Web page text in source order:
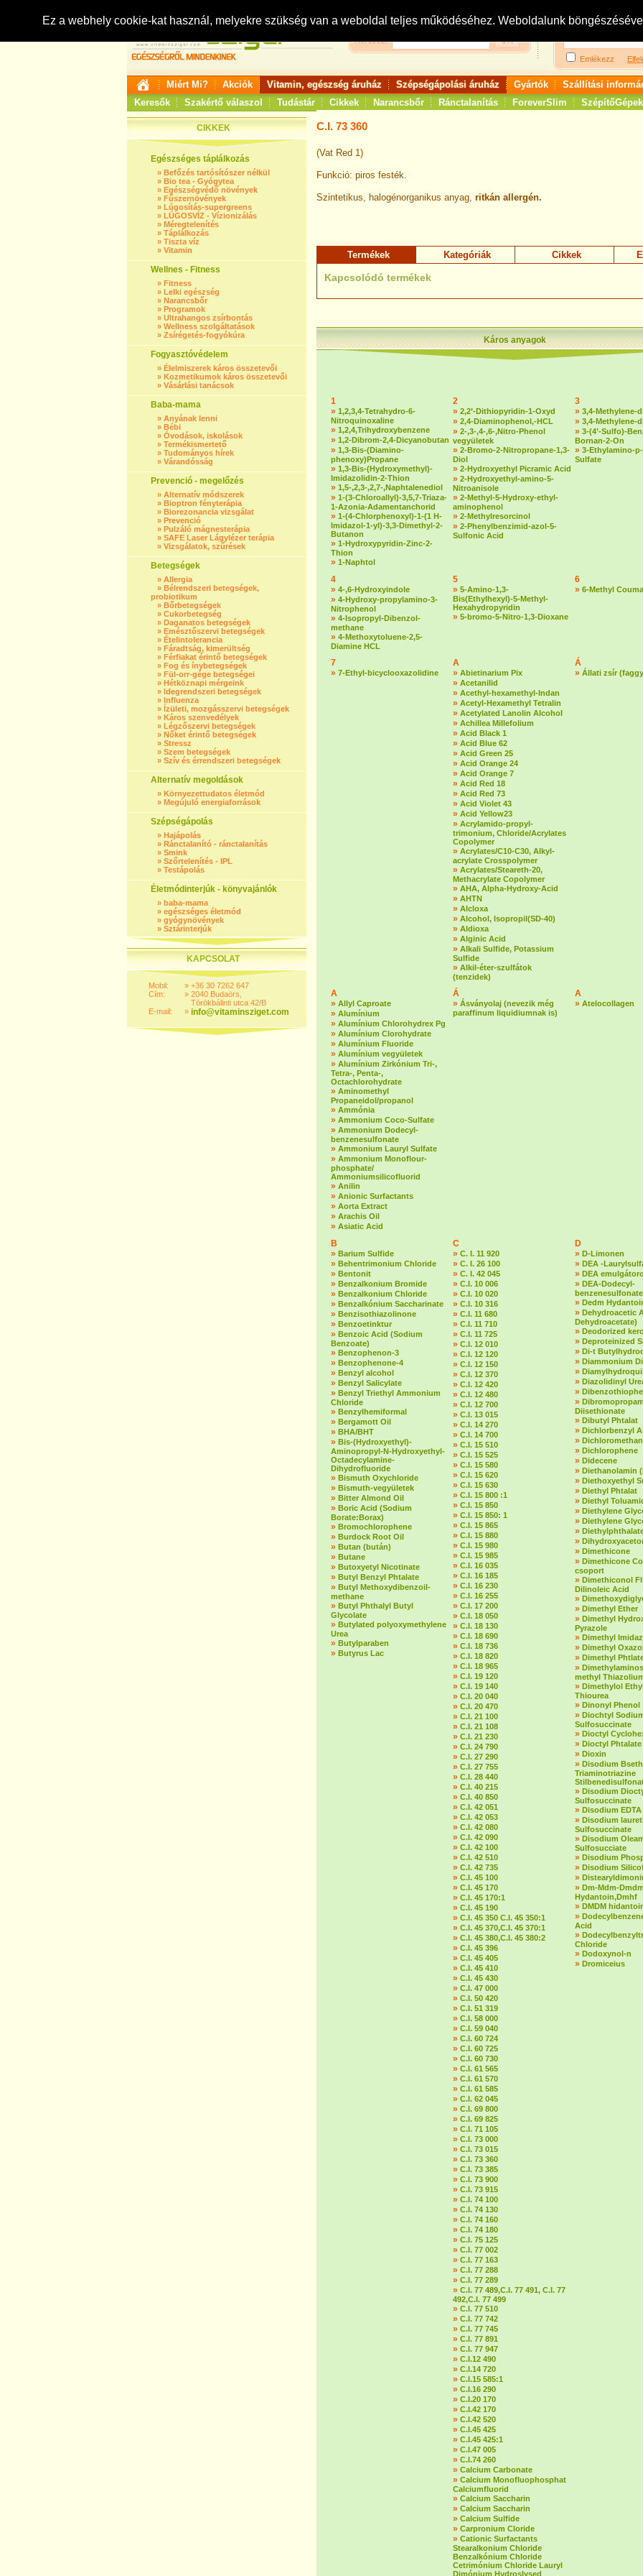
Ez a webhely cookie-kat használ, melyekre szükség van a weboldal teljes működéséhez. Weboldalunk
Keresés:
Bejelentkezés:
Emlékezz
Miért Mi? Akciók Vitamin, egészség áruház Szépségápolási áruház Gyártók
Szállítási
Keresők
Szakértő válaszol Tudástár Cikkek Narancsbőr Ránctalanítás ForeverSlim SzépítőGépek
CIKKEK
Egészséges táplálkozás
» Befőzés tartósítószer nélkül
» Bio tea - Gyógytea
» Egészségvédő növények
» Fűszernövények
» Lúgosítás-supergreens
» LÚGOSVÍZ - Vízionizálás
» Méregtelenítés
» Táplálkozás
» Tiszta víz
» Vitamin
Wellnes - Fitness
» Fitness
» Lelki egészség
» Narancsbőr
» Programok
» Ultrahangos zsírbontás
» Wellness szolgáltatások
» Zsírégetés-fogyókúra
Fogyasztóvédelem
» Élelmiszerek káros összetevői
» Kozmetikumok káros összetevői
» Vásárlási tanácsok
Baba-mama
» Anyának lenni
» Bébi
» Óvodások, iskolások
» Termékismertető
» Tudományos hírek
» Várandósság
Prevenció - megelőzés
» Alternatív módszerek
» Bioptron fényterápia
» Biorezonancia vizsgálat
» Prevenció
» Pulzáló mágnesterápia
» SAFE Laser Lágylézer terápia
» Vizsgálatok, szűrések
Betegségek
» Allergia
» Bélrendszeri betegségek,
probiotikum
» Bőrbetegségek
» Cukorbetegség
» Daganatos betegségek
» Emésztőszervi betegségek
» Ételintolerancia
» Fáradtság, kimerültség
» Férfiakat érintő betegségek
» Fog és ínybetegségek
» Fül-orr-gége betegségei
» Hétköznapi mérgeink
» Idegrendszeri betegségek
» Influenza
» Ízületi, mozgásszervi betegségek
» Káros szenvedélyek
» Légzőszervi betegségek
» Nőket érintő betegségek
» Stressz
» Szem betegségek
» Szív és érrendszeri betegségek
Alternatív megoldások
» Környezettudatos életmód
» Megújuló energiaforrások
Szépségápolás
» Hajápolás
» Ránctalanító - ránctalanítás
» Smink
» Szőrtelenítés - IPL
» Testápolás
Életmódinterjúk - könyvajánlók
» baba-mama
» egészséges életmód
» gyógynövények
» Sztárinterjúk
KAPCSOLAT
Mobil:
Cím:
E-mail:
»
»
»
+36 30 7262 647
2040 Budaörs,
Törökbálinti utca 42/B
info@vitaminsziget.com
C.I. 73 360
(Vat Red 1)
Funkció: piros festék.
Szintetikus, halogénorganikus anyag, ritkán allergén.
Termékek Kategóriák Cikkek
Kapcsolódó termékek
Káros anyagok
1
» 1,2,3,4-Tetrahydro-6-
Nitroquinoxaline
» 1,2,4,Trihydroxybenzene
» 1,2-Dibrom-2,4-Dicyanobutan
» 1,3-Bis-(Diamino-
phenoxy)Propane
» 1,3-Bis-(Hydroxymethyl)-
Imidazolidin-2-Thion
» 1,5-,2,3-,2,7-,Naphtalenediol
» 1-(3-Chloroallyl)-3,5,7-Triaza-
1-Azonia-Adamentanchorid
» 1-(4-Chlorphenoxyl)-1-(1 H-
Imidazol-1-yl)-3,3-Dimethyl-2-
Butanon
» 1-Hydroxypyridin-Zinc-2-
Thion
» 1-Naphtol
2
» 2,2’-Dithiopyridin-1-Oxyd
» 2,4-Diaminophenol,-HCL
» 2-,3-,4-,6-,Nitro-Phenol
vegyületek
» 2-Bromo-2-Nitropropane-1,3-
Diol
» 2-Hydroxyethyl Picramic Acid
» 2-Hydroxyethyl-amino-5-
Nitroanisole
» 2-Methyl-5-Hydroxy-ethyl-
aminophenol
» 2-Methylresorcinol
» 2-Phenylbenzimid-azol-5-
Sulfonic Acid
3
» 3,4-Methylene-
» 3,4-Methylene-
» 3-(4’-Sulfo)-
Bornan-2-On
» 3-Ethylamino-
Sulfate
4
» 4-,6-Hydroxyindole
» 4-Hydroxy-propylamino-3-
Nitrophenol
» 4-Isopropyl-Dibenzol-
methane
» 4-Methoxytoluene-2,5-
Diamine HCL
5
» 5-Amino-1,3-
Bis(Ethylhexyl)-5-Methyl-
Hexahydropyridin
» 5-bromo-5-Nitro-1,3-Dioxane
6
» 6-Methyl
7
» 7-Ethyl-bicyclooxazolidine
A
» Abietinarium Pix
» Acetanilid
» Acethyl-hexamethyl-Indan
» Acetyl-Hexamethyl Tetralin
» Acetylated Lanolin Alcohol
» Achillea Millefolium
» Acid Black 1
» Acid Blue 62
» Acid Green 25
» Acid Orange 24
» Acid Orange 7
» Acid Red 18
» Acid Red 73
» Acid Violet 43
» Acid Yellow23
» Acrylamido-propyl-
trimonium, Chloride/Acrylates
Copolymer
» Acrylates/C10-C30, Alkyl-
acrylate Crosspolymer
» Acrylates/Steareth-20,
Methacrylate Copolymer
» AHA, Alpha-Hydroxy-Acid
» AHTN
» Alcloxa
» Alcohol, Isopropil(SD-40)
» Aldioxa
» Alginic Acid
» Alkali Sulfide, Potassium
Sulfide
» Alkil-éter-szulfátok
(tenzidek)
Á
» Állati zsír
A
» Allyl Caproate
» Alumínium
» Alumínium Chlorohydrex Pg
» Alumínium Clorohydrate
» Alumínium Fluoride
» Alumínium vegyületek
» Alumínium Zirkónium Tri-,
Tetra-, Penta-,
Octachlorohydrate
» Aminomethyl
Propaneidol/propanol
» Ammónia
» Ammonium Coco-Sulfate
» Ammonium Dodecyl-
benzenesulfonate
» Ammonium Lauryl Sulfate
» Ammonium Monoflour-
phosphate/
Ammoniumsilicofluorid
» Anilin
» Anionic Surfactants
» Aorta Extract
» Arachis Oil
» Asiatic Acid
Á
» Ásványolaj (nevezik még
paraffinum liquidiumnak is)
A
» Atelocollagen
B
» Barium Sulfide
» Behentrimonium Chloride
» Bentonit
» Benzalkonium Bromide
» Benzalkonium Chloride
» Benzalkónium Saccharinate
» Benzisothiazolinone
» Benzoetinktur
» Benzoic Acid (Sodium
Benzoate)
» Benzophenon-3
» Benzophenone-4
» Benzyl alcohol
» Benzyl Salicylate
» Benzyl Triethyl Ammonium
Chloride
» Benzylhemiformal
» Bergamott Oil
» BHA/BHT
» Bis-(Hydroxyethyl)-
Aminopropyl-N-Hydroxyethyl-
Octadecylamine-
Dihydrofluoride
» Bismuth Oxychloride
» Bismuth-vegyületek
» Bitter Almond Oil
» Boric Acid (Sodium
Borate:Borax)
» Bromochlorophene
» Burdock Root Oil
» Butan (bután)
» Butane
» Butoxyetyl Nicotinate
» Butyl Benzyl Phtalate
» Butyl Methoxydibenzoil-
methane
» Butyl Phthalyl Butyl
Glycolate
» Butylated polyoxymethylene
Urea
» Butylparaben
» Butyrus Lac
C
» C. I. 11 920
» C. I. 26 100
» C. I. 42 045
» C.I. 10 006
» C.I. 10 020
» C.I. 10 316
» C.I. 11 680
» C.I. 11 710
» C.I. 11 725
» C.I. 12 010
» C.I. 12 120
» C.I. 12 150
» C.I. 12 370
» C.I. 12 420
» C.I. 12 480
» C.I. 12 700
» C.I. 13 015
» C.I. 14 270
» C.I. 14 700
» C.I. 15 510
» C.I. 15 525
» C.I. 15 580
» C.I. 15 620
» C.I. 15 630
» C.I. 15 800 :1
» C.I. 15 850
» C.I. 15 850: 1
» C.I. 15 865
» C.I. 15 880
» C.I. 15 980
» C.I. 15 985
» C.I. 16 035
» C.I. 16 185
» C.I. 16 230
» C.I. 16 255
» C.I. 17 200
» C.I. 18 050
» C.I. 18 130
» C.I. 18 690
» C.I. 18 736
» C.I. 18 820
» C.I. 18 965
» C.I. 19 120
» C.I. 19 140
» C.I. 20 040
» C.I. 20 470
» C.I. 21 100
» C.I. 21 108
» C.I. 21 230
» C.I. 24 790
» C.I. 27 290
» C.I. 27 755
» C.I. 28 440
» C.I. 40 215
» C.I. 40 850
» C.I. 42 051
» C.I. 42 053
» C.I. 42 080
» C.I. 42 090
» C.I. 42 100
» C.I. 42 510
» C.I. 42 735
» C.I. 45 100
» C.I. 45 170
» C.I. 45 170:1
» C.I. 45 190
» C.I. 45 350 C.I. 45 350:1
» C.I. 45 370,C.I. 45 370:1
» C.I. 45 380,C.I. 45 380:2
» C.I. 45 396
» C.I. 45 405
» C.I. 45 410
» C.I. 45 430
» C.I. 47 000
» C.I. 50 420
» C.I. 51 319
» C.I. 58 000
» C.I. 59 040
» C.I. 60 724
» C.I. 60 725
» C.I. 60 730
» C.I. 61 565
» C.I. 61 570
» C.I. 61 585
» C.I. 62 045
» C.I. 69 800
» C.I. 69 825
» C.I. 71 105
» C.I. 73 000
» C.I. 73 015
» C.I. 73 360
» C.I. 73 385
» C.I. 73 900
» C.I. 73 915
» C.I. 74 100
» C.I. 74 130
» C.I. 74 160
» C.I. 74 180
» C.I. 75 125
» C.I. 77 002
» C.I. 77 163
» C.I. 77 288
» C.I. 77 289
» C.I. 77 489,C.I. 77 491, C.I. 77
492,C.I. 77 499
» C.I. 77 510
» C.I. 77 742
» C.I. 77 745
» C.I. 77 891
» C.I. 77 947
» C.I.12 490
» C.I.14 720
» C.I.15 585:1
» C.I.16 290
» C.I.20 170
» C.I.42 170
» C.I.42 520
» C.I.45 425
» C.I.45 425:1
» C.I.47 005
» C.I.74 260
» Calcium Carbonate
» Calcium Monofluophosphat
Calciumfluorid
» Calcium Saccharin
» Calcium Saccharin
» Calcium Sulfide
» Carpronium Cloride
» Cationic Surfactants
Stearalkonium Chloride
Benzalkónium Chloride
Cetrimónium Chloride Lauryl
Dimónium Hydroslysed
D
» D-Limonen
» DEA -
» DEA
» DEA-Dodecyl-
benzenesulfonate
» Dedm
» Dehydroacetic
Dehydroacetate)
» Deodorized
» Deproteinized
» Di-t
» Diammonium
»
» Diazolidinyl
»
»
Diisethionate
» Dibutyl Phtalat
» Dichlorbenzyl
»
» Dichlorophene
» Didecene
» Diethanolamin
» Diethoxyethyl
» Diethyl Phtalat
» Diethyl
» Diethylene
» Diethylene
»
»
» Dimethicone
» Dimethicone
csoport
» Dimethiconol
Dilinoleic Acid
»
» Dimethyl Ether
» Dimethyl
Pyrazole
» Dimethyl
» Dimethyl
» Dimethyl
»
methyl
» Dimethylol
Thiourea
» Dinonyl Phenol
» Diochtyl
Sulfosuccinate
» Dioctyl
» Dioctyl Phtalate
» Dioxin
» Disodium
Triaminotriazine
» Disodium
Sulfosuccinate
» Disodium EDTA
» Disodium
Sulfosuccinate
» Disodium
Sulfosucciate
» Disodium
» Disodium
»
» Dm-Mdm-
Hydantoin,Dmhf
» DMDM
»
Acid
»
Chloride
» Dodoxynol-n
» Dromiceius